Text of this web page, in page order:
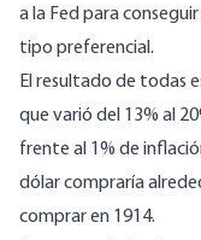
a la Fed para
tipo preferencial.
El resultado de todas
que varió del 13% al
frente al 1% de
dólar compraría
comprar en 1914.